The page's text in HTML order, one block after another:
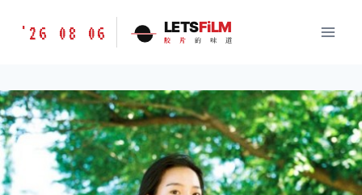
胶
味
道
LETSFILM
'26 08 06 LETSFiLM
胶 片 的 味 道